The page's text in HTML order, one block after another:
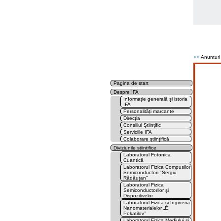
>>Anunturi
Pagina de start
Despre IFA
Informație generală și istoria
IFA
Personalități marcante
Direcția
Consiliul Științific
Serviciile IFA
Colaborare științifică
Diviziunile stiintifice
Laboratorul Fotonica
Cuantică
Laboratorul Fizica Compusilor
Semiconductori "Sergiu
Rădăuțan"
Laboratorul Fizica
Semiconductorilor și
Dispozitivelor
Laboratorul Fizica și Ingineria
Nanomaterialelor „E.
Pokatilov”